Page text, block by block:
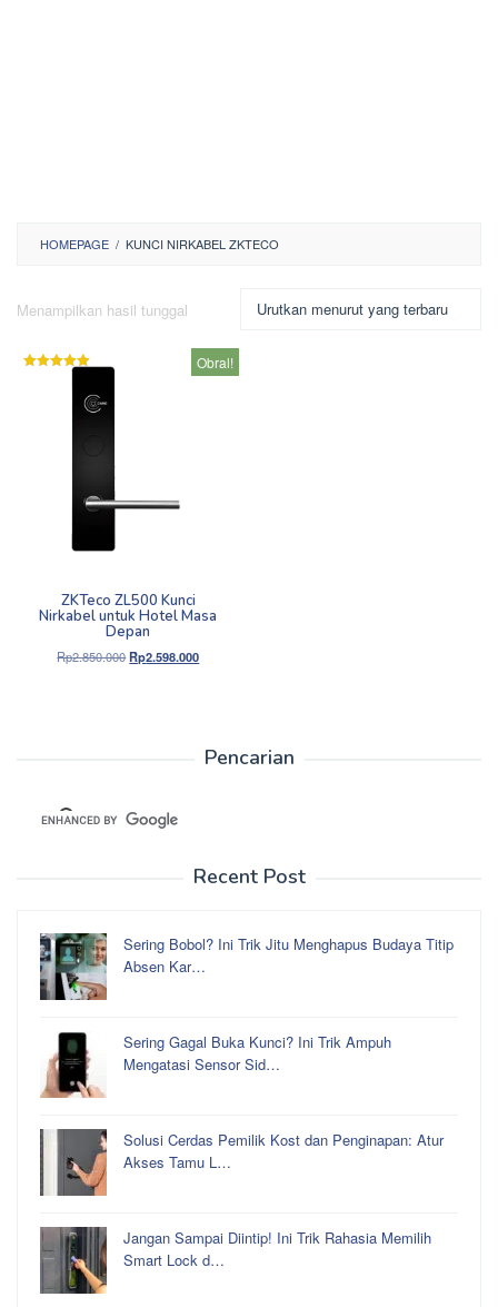
HOMEPAGE / KUNCI NIRKABEL ZKTECO
Menampilkan hasil tunggal
Obral!
ZKTeco ZL500 Kunci
Nirkabel untuk Hotel Masa
Depan
Rp2.850.000Harga
Rp2.598.000Harga
Pencarian
Recent Post
Sering Bobol? Ini Trik Jitu Menghapus Budaya Titip
Absen Kar…
Sering Gagal Buka Kunci? Ini Trik Ampuh
Mengatasi Sensor Sid…
Solusi Cerdas Pemilik Kost dan Penginapan: Atur
Akses Tamu L…
Jangan Sampai Diintip! Ini Trik Rahasia Memilih
Smart Lock d…